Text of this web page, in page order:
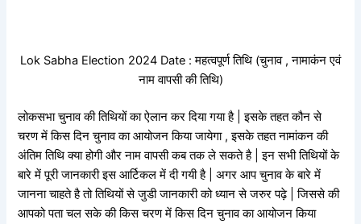
Lok Sabha Election 2024 Date : महत्वपूर्ण तिथि (चुनाव , नामाकंन एवं
नाम वापसी की तिथि)
लोकसभा चुनाव की तिथियों का ऐलान कर दिया गया है | इसके तहत कौन से
चरण में किस दिन चुनाव का आयोजन किया जायेगा , इसके तहत नामांकन की
अंतिम तिथि क्या होगी और नाम वापसी कब तक ले सकते है | इन सभी तिथियों के
बारे में पूरी जानकारी इस आर्टिकल में दी गयी है | अगर आप चुनाव के बारे में
जानना चाहते है तो तिथियों से जुडी जानकारी को ध्यान से जरुर पढ़े | जिससे की
आपको पता चल सके की किस चरण में किस दिन चुनाव का आयोजन किया